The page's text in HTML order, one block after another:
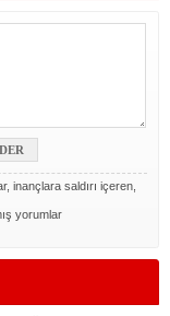
inançlara saldırı içeren,
yorumlar